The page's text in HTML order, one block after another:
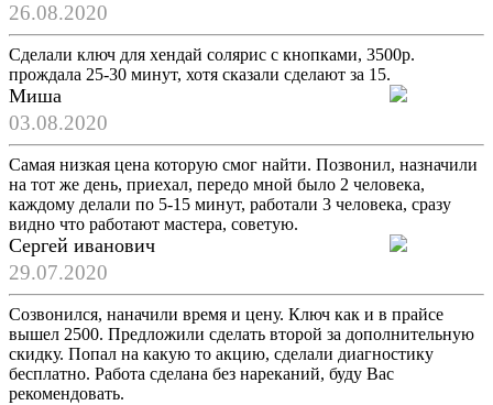
26.08.2020
Сделали ключ для хендай солярис с кнопками, 3500р.
прождала 25-30 минут, хотя сказали сделают за 15.
Миша
03.08.2020
Самая низкая цена которую смог найти. Позвонил, назначили
на тот же день, приехал, передо мной было 2 человека,
каждому делали по 5-15 минут, работали 3 человека, сразу
видно что работают мастера, советую.
Сергей иванович
29.07.2020
Созвонился, наначили время и цену. Ключ как и в прайсе
вышел 2500. Предложили сделать второй за дополнительную
скидку. Попал на какую то акцию, сделали диагностику
бесплатно. Работа сделана без нареканий, буду Вас
рекомендовать.